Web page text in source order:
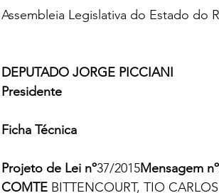
Assembleia Legislativa do Estado do
DEPUTADO JORGE PICCIANI
Presidente
Ficha Técnica
Projeto de Lei nº37/2015Mensagem
COMTE BITTENCOURT, TIO CARLOS